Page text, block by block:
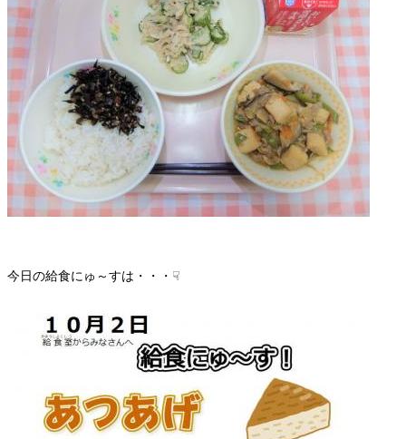
今日の給食にゅ～すは・・・☟